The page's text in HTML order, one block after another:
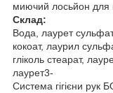
миючий лосьйон для
Склад:
Вода, лаурет
кокоат, лаурил
гліколь стеарат,
лаурет3-
Система гігієни рук